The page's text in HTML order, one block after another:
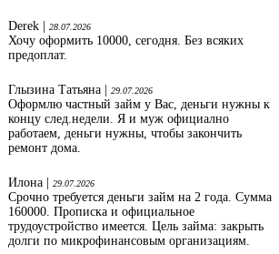
Derek | 28.07.2026
Хочу оформить 10000, сегодня. Без всяких
предоплат.
Глызина Татьяна | 29.07.2026
Оформлю частный займ у Вас, деньги нужны к
концу след.недели. Я и муж официално
работаем, деньги нужны, чтобы закончить
ремонт дома.
Илона | 29.07.2026
Срочно требуется деньги займ на 2 года. Сумма
160000. Прописка и официальное
трудоустройство имеется. Цель займа: закрыть
долги по микрофинансовым организациям.